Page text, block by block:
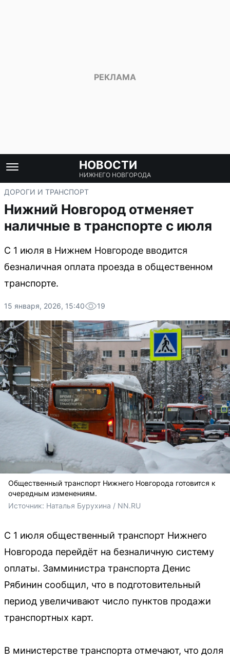
НОВОСТИ
НИЖНЕГО НОВГОРОДА
ДОРОГИ И ТРАНСПОРТ
Нижний Новгород отменяет
наличные в транспорте с июля
С 1 июля в Нижнем Новгороде вводится
безналичная оплата проезда в общественном
транспорте.
15 января, 2026, 15:40 19
Общественный транспорт Нижнего Новгорода готовится к
очередным изменениям.
Источник: Наталья Бурухина / NN.RU
С 1 июля общественный транспорт Нижнего
Новгорода перейдёт на безналичную систему
оплаты. Замминистра транспорта Денис
Рябинин сообщил, что в подготовительный
период увеличивают число пунктов продажи
транспортных карт.
В министерстве транспорта отмечают, что доля